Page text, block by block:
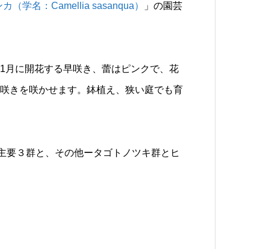
カ（学名：Camellia sasanqua） 」の園芸
に開花する早咲き、蕾はピンクで、花
きを咲かせます。鉢植え、狭い庭でも育
３群と、その他ータゴトノツキ群とヒ